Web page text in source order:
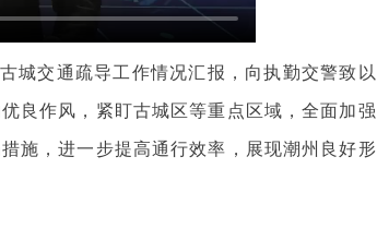
城交通疏导工作情况汇报，向执勤交警致以
良作风，紧盯古城区等重点区域，全面加强
施，进一步提高通行效率，展现潮州良好形